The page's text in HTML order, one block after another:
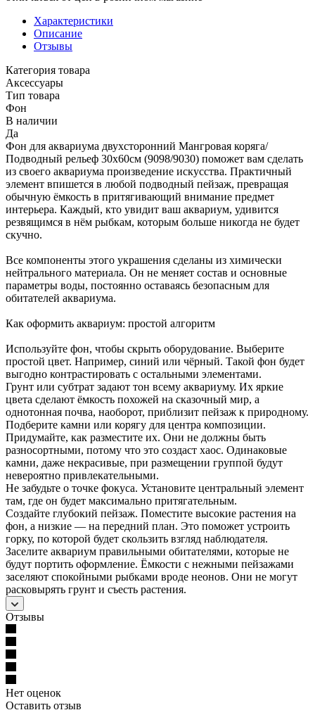
Характеристики
Описание
Отзывы
Категория товара
Аксессуары
Тип товара
Фон
В наличии
Да
Фон для аквариума двухсторонний Мангровая коряга/
Подводный рельеф 30х60см (9098/9030) поможет вам сделать
из своего аквариума произведение искусства. Практичный
элемент впишется в любой подводный пейзаж, превращая
обычную ёмкость в притягивающий внимание предмет
интерьера. Каждый, кто увидит ваш аквариум, удивится
резвящимся в нём рыбкам, которым больше никогда не будет
скучно.
Все компоненты этого украшения сделаны из химически
нейтрального материала. Он не меняет состав и основные
параметры воды, постоянно оставаясь безопасным для
обитателей аквариума.
Как оформить аквариум: простой алгоритм
Используйте фон, чтобы скрыть оборудование. Выберите
простой цвет. Например, синий или чёрный. Такой фон будет
выгодно контрастировать с остальными элементами.
Грунт или субтрат задают тон всему аквариуму. Их яркие
цвета сделают ёмкость похожей на сказочный мир, а
однотонная почва, наоборот, приблизит пейзаж к природному.
Подберите камни или корягу для центра композиции.
Придумайте, как разместите их. Они не должны быть
разносортными, потому что это создаст хаос. Одинаковые
камни, даже некрасивые, при размещении группой будут
невероятно привлекательными.
Не забудьте о точке фокуса. Установите центральный элемент
там, где он будет максимально притягательным.
Создайте глубокий пейзаж. Поместите высокие растения на
фон, а низкие — на передний план. Это поможет устроить
горку, по которой будет скользить взгляд наблюдателя.
Заселите аквариум правильными обитателями, которые не
будут портить оформление. Ёмкости с нежными пейзажами
заселяют спокойными рыбками вроде неонов. Они не могут
расковырять грунт и съесть растения.
Отзывы
Нет оценок
Оставить отзыв